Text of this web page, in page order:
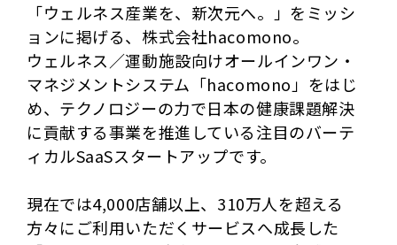
「ウェルネス産業を、新次元へ。」をミッシ
ョンに掲げる、株式会社hacomono。
ウェルネス／運動施設向けオールインワン・
マネジメントシステム「hacomono」をはじ
め、テクノロジーの力で日本の健康課題解決
に貢献する事業を推進している注目のバーテ
ィカルSaaSスタートアップです。
現在では4,000店舗以上、310万人を超える
方々にご利用いただくサービスへ成長した